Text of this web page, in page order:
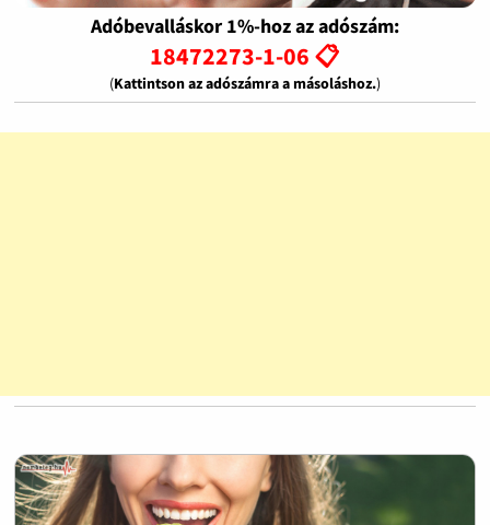
Adóbevalláskor 1%-hoz az adószám:
18472273-1-06 📋
(Kattintson az adószámra a másoláshoz.)